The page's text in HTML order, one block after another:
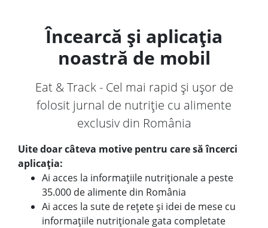
Încearcă și aplicația
noastră de mobil
Eat & Track - Cel mai rapid și ușor de
folosit jurnal de nutriție cu alimente
exclusiv din România
Uite doar câteva motive pentru care să încerci
aplicația:
Ai acces la informațiile nutriționale a peste
35.000 de alimente din România
Ai acces la sute de rețete și idei de mese cu
informațiile nutriționale gata completate